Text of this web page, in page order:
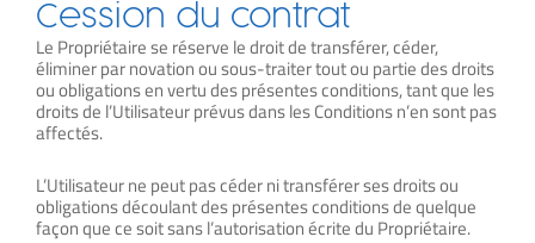
Cession du contrat
Le Propriétaire se réserve le droit de transférer, céder,
éliminer par novation ou sous-traiter tout ou partie des droits
ou obligations en vertu des présentes conditions, tant que les
droits de l’Utilisateur prévus dans les Conditions n’en sont pas
affectés.
L’Utilisateur ne peut pas céder ni transférer ses droits ou
obligations découlant des présentes conditions de quelque
façon que ce soit sans l’autorisation écrite du Propriétaire.